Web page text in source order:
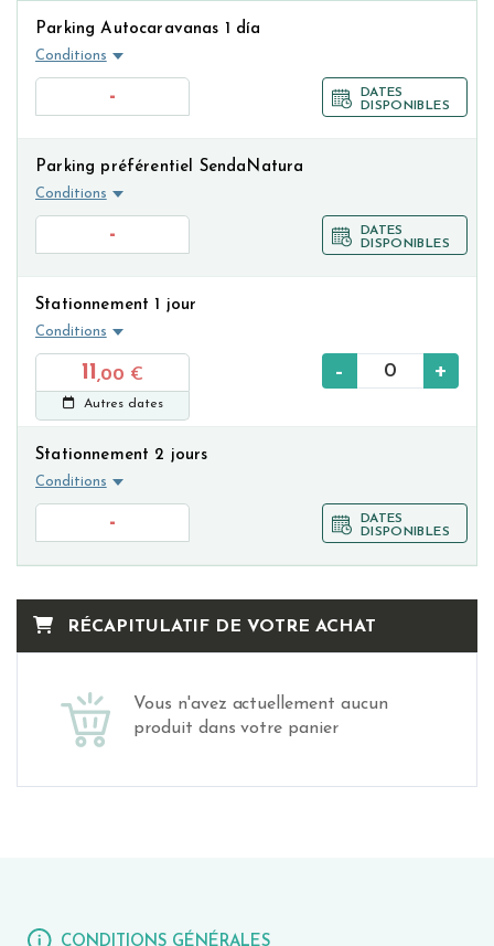
-
Parking Autocaravanas 1 día
Conditions
DATES
DISPONIBLES
-
Parking préférentiel SendaNatura
Conditions
DATES
DISPONIBLES
11,00 €
Autres dates
Stationnement 1 jour
Conditions
- +
-
Stationnement 2 jours
Conditions
DATES
DISPONIBLES
RÉCAPITULATIF DE VOTRE ACHAT
Vous n'avez actuellement aucun
produit dans votre panier
CONDITIONS GÉNÉRALES